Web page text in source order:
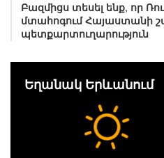
Բազմիցս տեսել ենք, որ
մտահոգում Հայաստանի
պետքարտուղարություն
Եղանակ Երևանում